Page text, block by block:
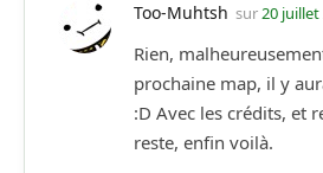
Too-Muhtsh sur20 juillet
Rien,
prochaine map, il y
:D Avec les crédits, et
reste, enfin voilà.